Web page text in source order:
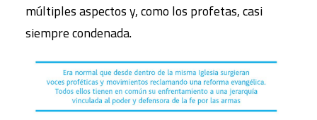
múltiples aspectos y, como los profetas, casi
siempre condenada.